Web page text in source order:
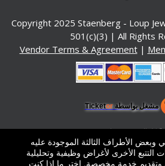
Copyright 2025 Staenberg - Loup
501(c)(3) | All Rights
Vendor Terms & Agreement|
مشغل بواسطة Ticketor
التذاكر للأماكن والمسارح والساحات
© كل الحقوق محفوظة.
50.28.84.148
شروط الاستخدام
وبعض الأطراف الثالثة الموجودة عليه
التتبع الأخرى لأغراض وظيفية وتحليلية
وتقديم خدمة مخصصة. اختر ما إذا كنت